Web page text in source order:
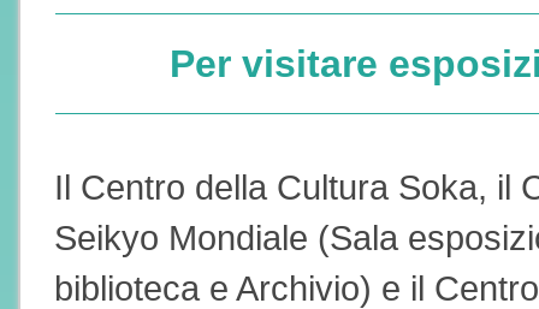
Per visitare
Il Centro della Cultura Soka, il
Seikyo Mondiale (Sala
biblioteca e Archivio) e il